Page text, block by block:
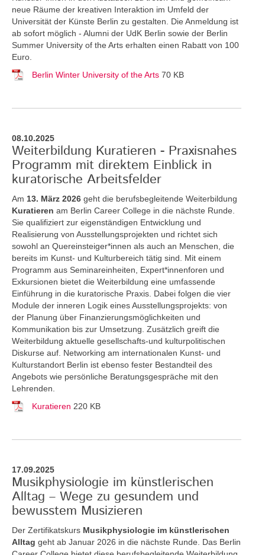
neue Räume der kreativen Interaktion im Umfeld der
Universität der Künste Berlin zu gestalten. Die Anmeldung ist
ab sofort möglich - Alumni der UdK Berlin sowie der Berlin
Summer University of the Arts erhalten einen Rabatt von 100
Euro.
Berlin Winter University of the Arts 70 KB
08.10.2025
Weiterbildung Kuratieren - Praxisnahes
Programm mit direktem Einblick in
kuratorische Arbeitsfelder
Am 13. März 2026 geht die berufsbegleitende Weiterbildung
Kuratieren am Berlin Career College in die nächste Runde.
Sie qualifiziert zur eigenständigen Entwicklung und
Realisierung von Ausstellungsprojekten und richtet sich
sowohl an Quereinsteiger*innen als auch an Menschen, die
bereits im Kunst- und Kulturbereich tätig sind. Mit einem
Programm aus Seminareinheiten, Expert*innenforen und
Exkursionen bietet die Weiterbildung eine umfassende
Einführung in die kuratorische Praxis. Dabei folgen die vier
Module der inneren Logik eines Ausstellungsprojekts: von
der Planung über Finanzierungsmöglichkeiten und
Kommunikation bis zur Umsetzung. Zusätzlich greift die
Weiterbildung aktuelle gesellschafts-und kulturpolitischen
Diskurse auf. Networking am internationalen Kunst- und
Kulturstandort Berlin ist ebenso fester Bestandteil des
Angebots wie persönliche Beratungsgespräche mit den
Lehrenden.
Kuratieren 220 KB
17.09.2025
Musikphysiologie im künstlerischen
Alltag – Wege zu gesundem und
bewusstem Musizieren
Der Zertifikatskurs Musikphysiologie im künstlerischen
Alltag geht ab Januar 2026 in die nächste Runde. Das Berlin